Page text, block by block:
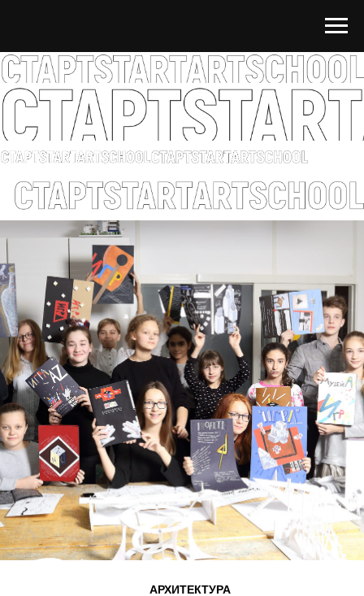
АРХИТЕКТУРА